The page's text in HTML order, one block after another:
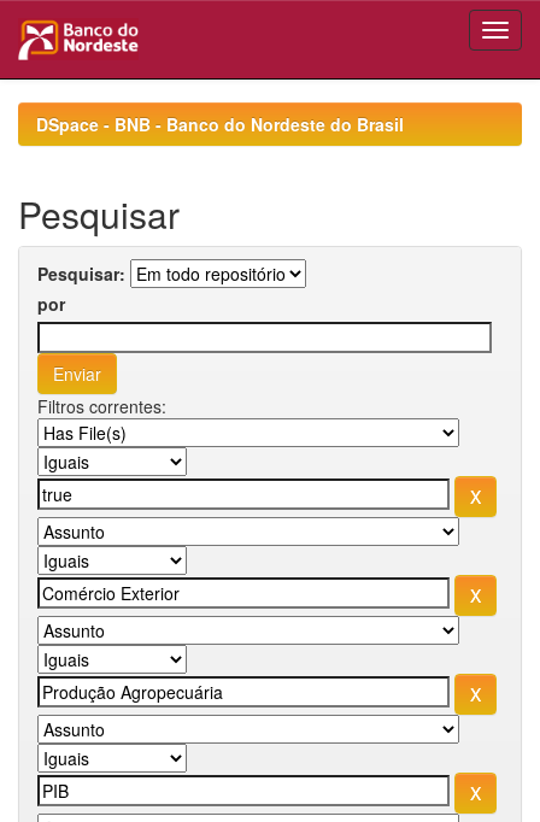
navigationDSpace - BNB - Banco do Nordeste do Brasil
Pesquisar
Pesquisar:
por
Filtros correntes: